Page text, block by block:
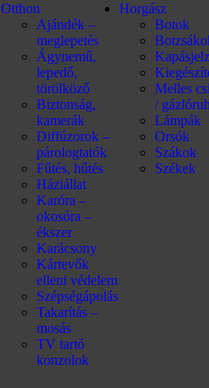
Otthon
Ajándék –
meglepetés
Ágynemű,
lepedő,
törölköző
Biztonság,
kamerák
Diffúzorok –
párologtatók
Fűtés, hűtés
Háziállat
Karóra –
okosóra –
ékszer
Karácsony
Kártevők
elleni védelem
Szépségápolás
Takarítás –
mosás
TV tartó
konzolok
Horgász
Botok
Melles
/
Lámpák
Orsók
Szákok
Székek